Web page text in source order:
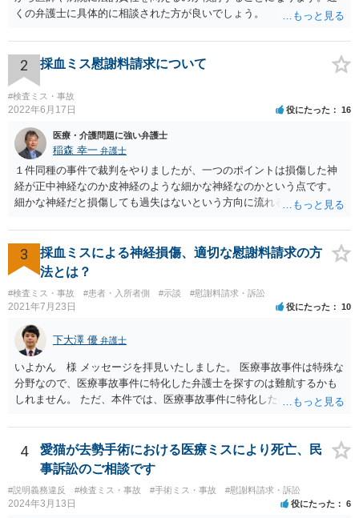
くの弁護士に具体的に相談された方が良いでしょう。
2 採血ミス慰謝料請求について
#検査ミス・事故
2022年6月17日 役にたった 16
医療・介護問題に強い弁護士
稲森 幸一 弁護士
１件同種の事件で裁判をやりましたが、一つのポイントは損傷した神
経が正中神経なのか皮神経のような細かな神経なのかという点です。
細かな神経だと損傷しても過失はないという方向に流れる可能性があ
過失が認められる可能性がありますので弁護士費用を支払う価値はあ
るかと思います。 頑張ってください。
3
採血ミスによる神経損傷、適切な慰謝料請求の方
法とは？
#検査ミス・事故 #患者・入所者側 #示談 #慰謝料請求・訴訟
2021年7月23日 役にたった 10
下大澤 優 弁護士
いよかん 様 メッセージを拝見いたしました。 医療事故事件は特殊な
分野なので、医療事故事件に特化した弁護士を探すのは難航するかも
しれません。 ただ、本件では、医療事故事件に特化した弁護士でなく
の過失（医療ミス）の立証なのですが、本件では過失自体には争いが
ないため、損害額の立証が主なポイントになります。 損害額に立証に
関しては、交通事故事件と同様の発想で考えればよいので、対応でき
る弁護士は多いと思います。 今後の交渉については、ご自身で対応さ
れることも可能ではありますが、相手方保険会社は容易に増額に応じ
ない（多少の増額はあり得るとしても、裁判基準での和解は難しい）
4
愛猫が去勢手術における医療ミスにより死亡、民
事訴訟のご相談です
#説明義務違反 #検査ミス・事故 #手術ミス・事故 #慰謝料請求・訴訟
2024年3月13日 役にたった 6